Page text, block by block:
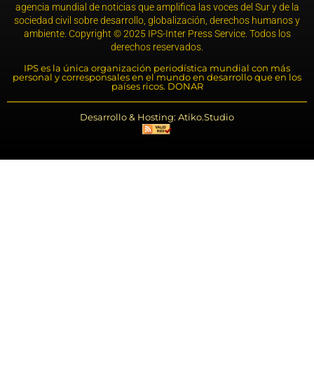
agencia mundial de noticias que amplifica las voces del Sur y de la
sociedad civil sobre desarrollo, globalización, derechos humanos y
ambiente. Copyright © 2025 IPS-Inter Press Service. Todos los
derechos reservados.
IPS es la única organización periodística mundial con más
personal y corresponsales en el mundo en desarrollo que en los
países ricos. DONAR
Desarrollo & Hosting: Atiko.Studio